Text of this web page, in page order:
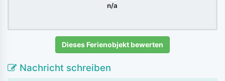
n/a
Dieses Ferienobjekt bewerten
Nachricht schreiben